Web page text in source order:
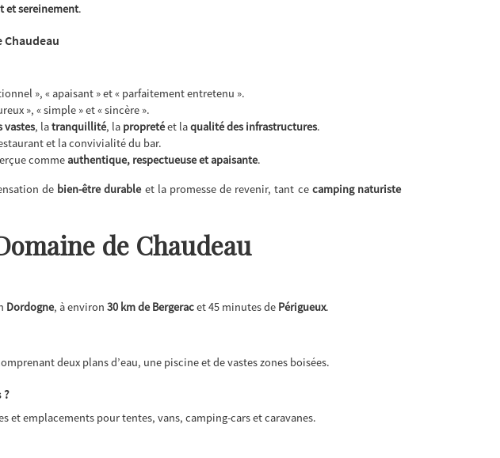
et sereinement.
Chaudeau
», « apaisant » et « parfaitement entretenu ».
», « simple » et « sincère ».
vastes, latranquillité, la propretéet laqualité des infrastructures.
et la convivialité du bar.
comme authentique, respectueuse et apaisante.
de bien-être durable et la promesse de revenir, tant ce camping naturiste
de Chaudeau
Dordogne, à environ 30 km de Bergeracet 45 minutes de Périgueux.
deux plans d’eau, une piscine et de vastes zones boisées.
et emplacements pour tentes, vans, camping-cars et caravanes.